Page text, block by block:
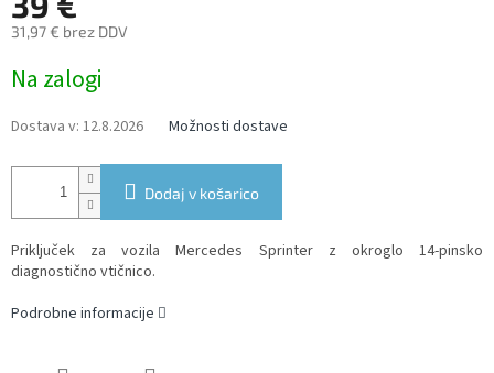
31,97 € brez DDV
price:
Na zalogi
Dostava v: 12.8.2026 Možnosti dostave
Dodaj v košarico
Priključek za vozila Mercedes Sprinter z okroglo 14-pinsko
diagnostično vtičnico.
Podrobne informacije